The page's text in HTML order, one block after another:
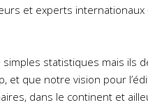
et experts internationaux
statistiques mais ils
et que notre vision pour
dans le continent et